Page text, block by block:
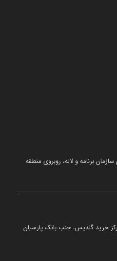
سازمان برنامه و لاله، روبروی منطقه
خرید گلدیس، جنب بانک پارسیان